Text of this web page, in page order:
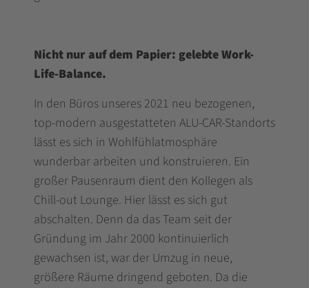
Nicht nur auf dem Papier: gelebte Work-
Life-Balance.
In den Büros unseres 2021 neu bezogenen,
top-modern ausgestatteten ALU-CAR-Standorts
lässt es sich in Wohlfühlatmosphäre
wunderbar arbeiten und konstruieren. Ein
großer Pausenraum dient den Kollegen als
Chill-out Lounge. Hier lässt es sich gut
abschalten. Denn da das Team seit der
Gründung im Jahr 2000 kontinuierlich
gewachsen ist, war der Umzug in neue,
größere Räume dringend geboten. Da die